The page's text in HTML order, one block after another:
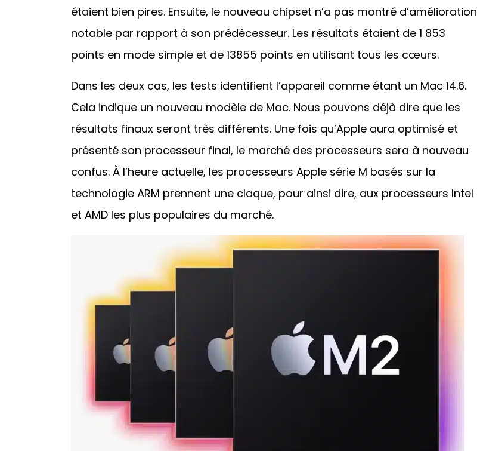
étaient bien pires. Ensuite, le nouveau chipset n’a pas montré d’amélioration
notable par rapport à son prédécesseur. Les résultats étaient de 1 853
points en mode simple et de 13855 points en utilisant tous les cœurs.
Dans les deux cas, les tests identifient l’appareil comme étant un Mac 14.6.
Cela indique un nouveau modèle de Mac. Nous pouvons déjà dire que les
résultats finaux seront très différents. Une fois qu’Apple aura optimisé et
présenté son processeur final, le marché des processeurs sera à nouveau
confus. À l’heure actuelle, les processeurs Apple série M basés sur la
technologie ARM prennent une claque, pour ainsi dire, aux processeurs Intel
et AMD les plus populaires du marché.